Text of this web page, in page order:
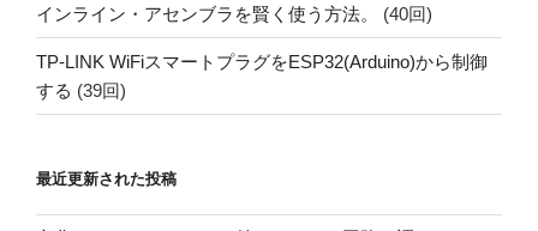
インライン・アセンブラを賢く使う方法。 (40回)
TP-LINK WiFiスマートプラグをESP32(Arduino)から制御
する (39回)
最近更新された投稿